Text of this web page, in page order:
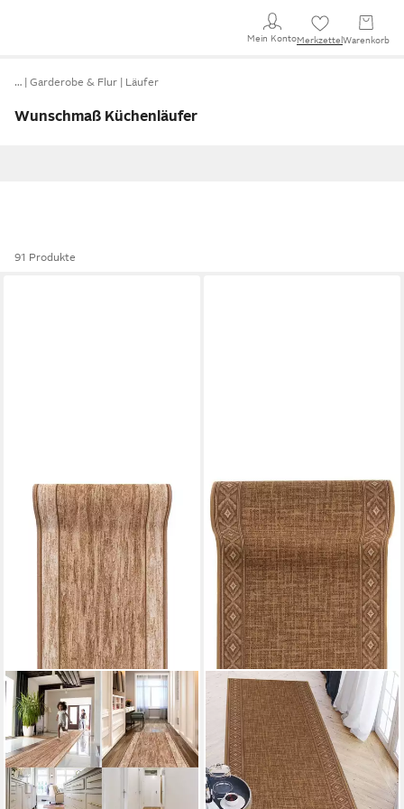
Mein KontoMerkzettel Warenkorb
… Garderobe & Flur Läufer
Wunschmaß Küchenläufer
91 Produkte